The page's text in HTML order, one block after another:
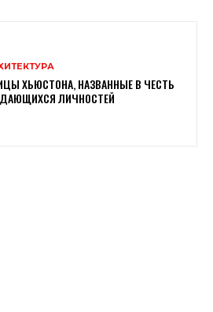
ХЬЮСТОНА, НАЗВАННЫЕ В ЧЕСТЬ
ЛИЧНОСТЕЙ